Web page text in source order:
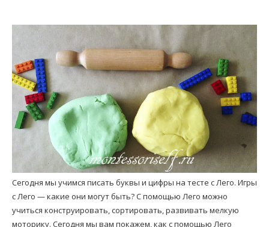
Сегодня мы учимся писать буквы и цифры на тесте с Лего. Игры
с Лего — какие они могут быть? С помощью Лего можно
учиться конструировать, сортировать, развивать мелкую
моторику. Сегодня мы вам покажем, как с помощью Лего